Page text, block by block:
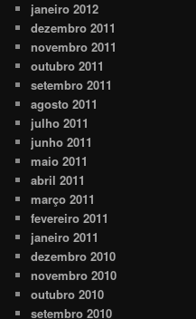
janeiro 2012
dezembro 2011
novembro 2011
outubro 2011
setembro 2011
agosto 2011
julho 2011
junho 2011
maio 2011
abril 2011
março 2011
fevereiro 2011
janeiro 2011
dezembro 2010
novembro 2010
outubro 2010
setembro 2010